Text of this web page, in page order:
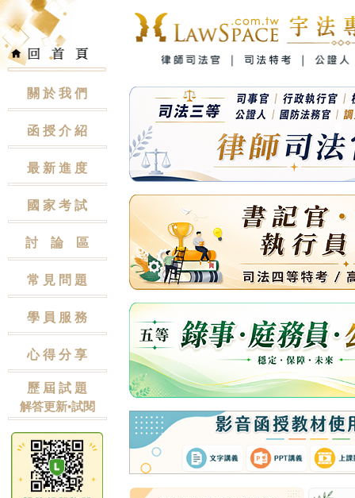
關 於 我 們
函 授 介 紹
最 新 進 度
國 家 考 試
討 論 區
常 見 問 題
學 員 服 務
心 得 分 享
歷 屆 試 題
解答更新•試閱